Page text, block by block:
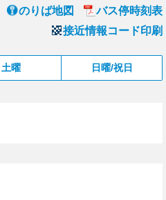
のりば地図
バス停時刻表
接近情報コード印刷
土曜 日曜/祝日